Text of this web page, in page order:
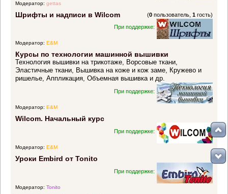
Модератор: gettas
Шрифты и надписи в Wilcom (0 пользователь,1 гость)
При поддержке:
Модератор: E&M
Курсы по технологии машинной вышивки
Технология вышивки на трикотаже, Ворсовые ткани,
Эластичные ткани, Вышивка на коже и кож заме, Кружево и
ришелье, Аппликация, Объемная вышивка и др.
При поддержке:
Модератор: E&M
Wilcom. Начальный курс
При поддержке:
Модератор: E&M
Уроки Embird от Tonito
При поддержке:
Модератор: Tonito